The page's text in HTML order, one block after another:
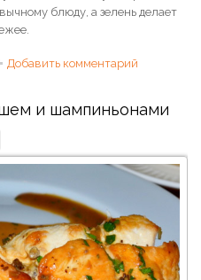
блюду, а зелень делает
c шампиньонами
Добавить комментарий
и шампиньонами